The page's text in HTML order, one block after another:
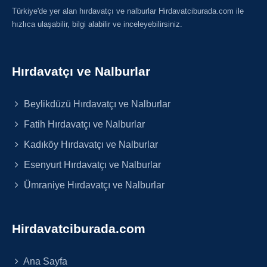
Türkiye'de yer alan hırdavatçı ve nalburlar Hirdavatciburada.com ile
hızlıca ulaşabilir, bilgi alabilir ve inceleyebilirsiniz.
Hırdavatçı ve Nalburlar
Beylikdüzü Hırdavatçı ve Nalburlar
Fatih Hırdavatçı ve Nalburlar
Kadıköy Hırdavatçı ve Nalburlar
Esenyurt Hırdavatçı ve Nalburlar
Ümraniye Hırdavatçı ve Nalburlar
Hirdavatciburada.com
Ana Sayfa